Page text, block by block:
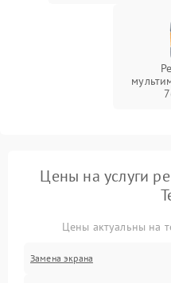
Цены на услуги
Цены актуальны на
Замена экрана